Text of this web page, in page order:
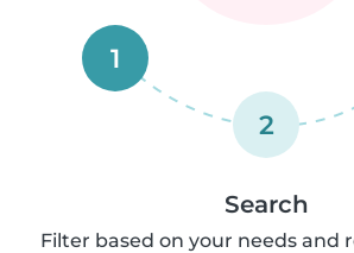
1
2
Search
Filter based on your needs and